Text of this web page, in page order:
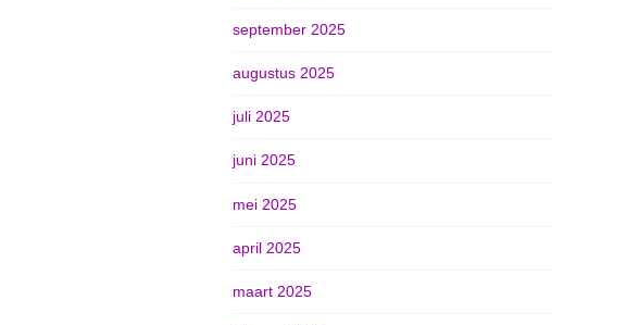
september 2025
augustus 2025
juli 2025
juni 2025
mei 2025
april 2025
maart 2025